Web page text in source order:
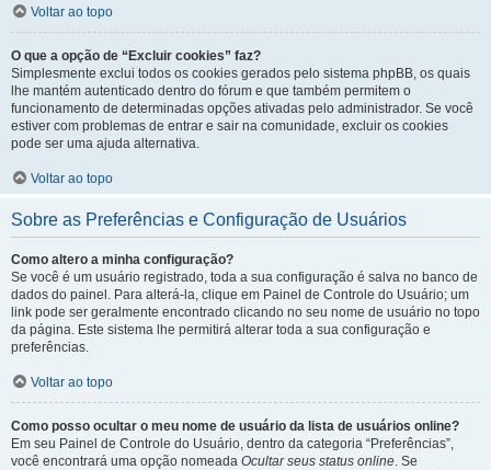
Voltar ao topo
O que a opção de “Excluir cookies” faz?
Simplesmente exclui todos os cookies gerados pelo sistema phpBB, os quais
lhe mantém autenticado dentro do fórum e que também permitem o
funcionamento de determinadas opções ativadas pelo administrador. Se você
estiver com problemas de entrar e sair na comunidade, excluir os cookies
pode ser uma ajuda alternativa.
Voltar ao topo
Sobre as Preferências e Configuração de Usuários
Como altero a minha configuração?
Se você é um usuário registrado, toda a sua configuração é salva no banco de
dados do painel. Para alterá-la, clique em Painel de Controle do Usuário; um
link pode ser geralmente encontrado clicando no seu nome de usuário no topo
da página. Este sistema lhe permitirá alterar toda a sua configuração e
preferências.
Voltar ao topo
Como posso ocultar o meu nome de usuário da lista de usuários online?
Em seu Painel de Controle do Usuário, dentro da categoria “Preferências”,
você encontrará uma opção nomeada Ocultar seus status online. Se